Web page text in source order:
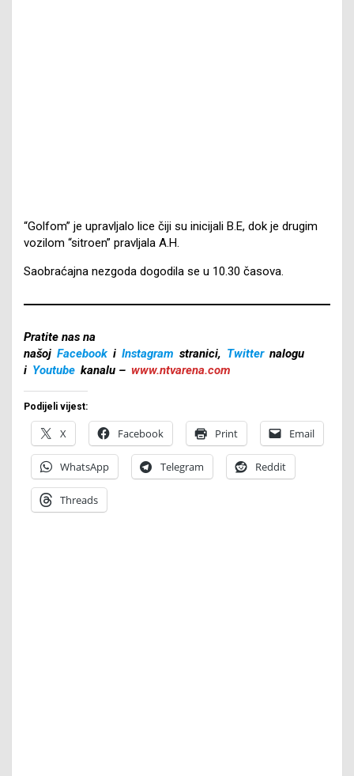
“Golfom” je upravljalo lice čiji su inicijali B.E, dok je drugim
vozilom “sitroen” pravljala A.H.
Saobraćajna nezgoda dogodila se u 10.30 časova.
Pratite nas na
našoj Facebook i Instagram stranici, Twitter nalogu
i Youtube kanalu – www.ntvarena.com
Podijeli vijest:
X Facebook Print Email
WhatsApp Telegram Reddit
Threads